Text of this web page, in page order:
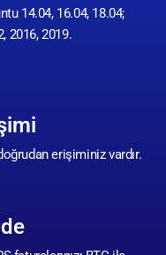
14.04, 16.04, 18.04;
2016, 2019.
erişiminiz vardır.